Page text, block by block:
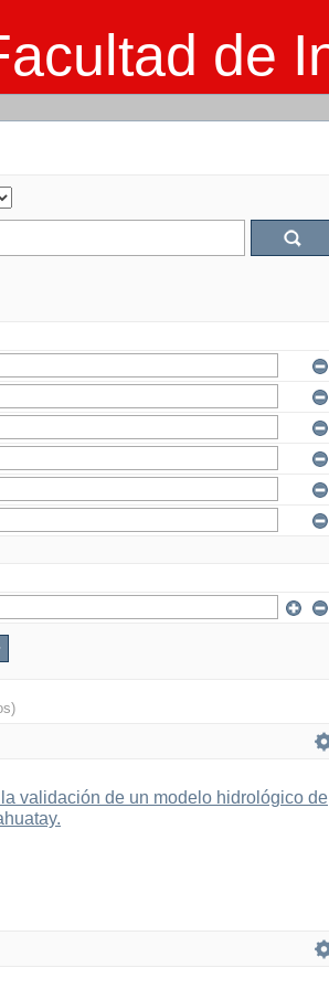
de
validación de un modelo hidrológico de